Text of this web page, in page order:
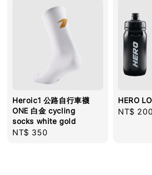
Heroic1 公路自行車襪
ONE 白金 cycling
socks white gold
Regular
NT$ 350
HERO
Regular
NT$ 200